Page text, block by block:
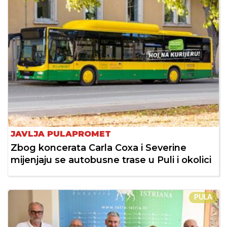
JAVLJA PULAPROMET
Zbog koncerata Carla Coxa i Severine
mijenjaju se autobusne trase u Puli i okolici
PULA